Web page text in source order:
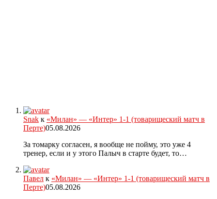
Snak к «Милан» — «Интер» 1-1 (товарищеский матч в
Перте)05.08.2026
За томарку согласен, я вообще не пойму, это уже 4
тренер, если и у этого Палыч в старте будет, то…
Павел к «Милан» — «Интер» 1-1 (товарищеский матч в
Перте)05.08.2026